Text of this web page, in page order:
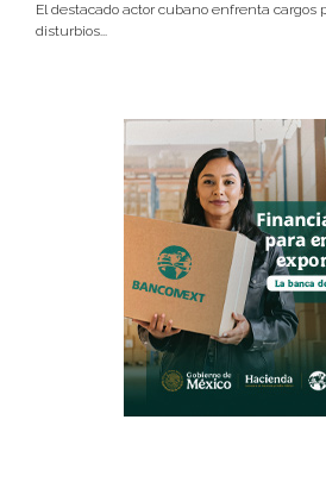
El destacado actor cubano enfrenta cargos
disturbios...